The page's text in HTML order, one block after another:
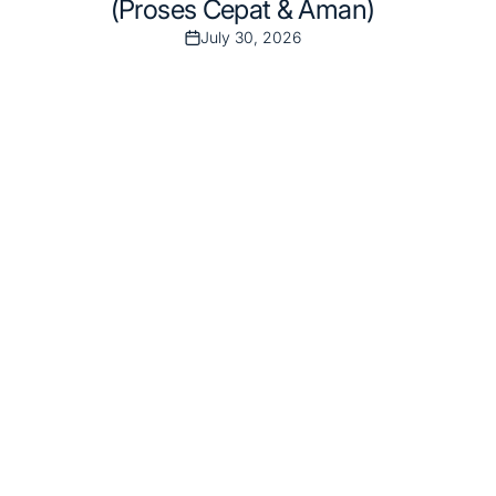
(Proses Cepat & Aman)
Post
July 30, 2026